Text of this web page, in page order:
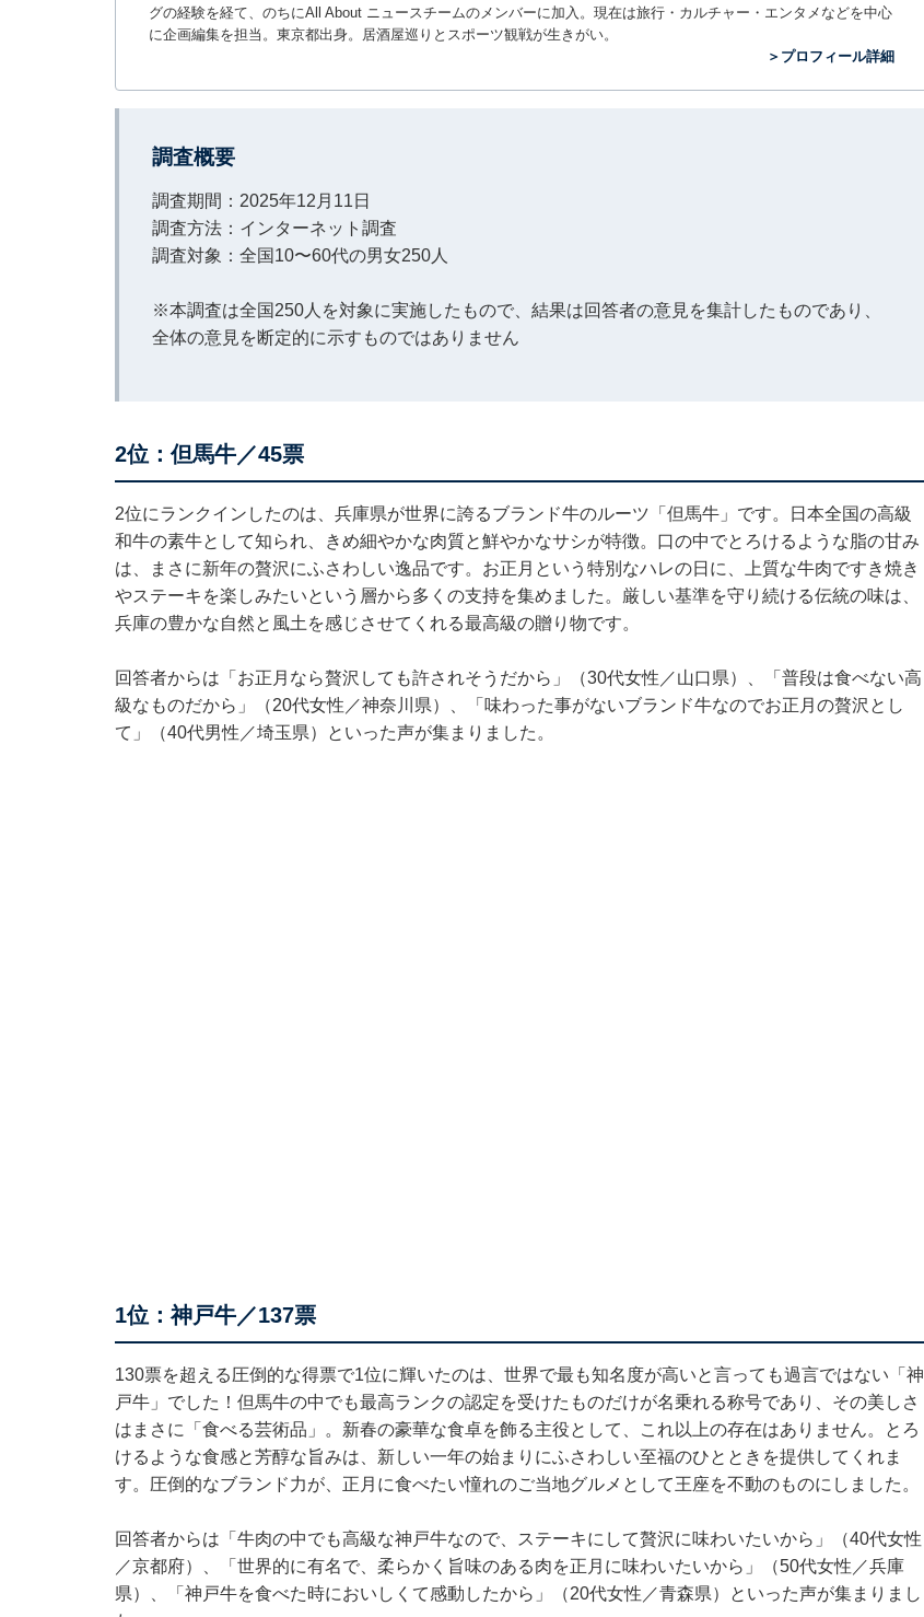
グの経験を経て、のちにAll About ニュースチームのメンバーに加入。現在は旅行・カルチャー・エンタメなどを中心
に企画編集を担当。東京都出身。居酒屋巡りとスポーツ観戦が生きがい。
＞プロフィール詳細
調査概要
調査期間：2025年12月11日
調査方法：インターネット調査
調査対象：全国10〜60代の男女250人
※本調査は全国250人を対象に実施したもので、結果は回答者の意見を集計したものであり、
全体の意見を断定的に示すものではありません
2位：但馬牛／45票
2位にランクインしたのは、兵庫県が世界に誇るブランド牛のルーツ「但馬牛」です。日本全国の高級
和牛の素牛として知られ、きめ細やかな肉質と鮮やかなサシが特徴。口の中でとろけるような脂の甘み
は、まさに新年の贅沢にふさわしい逸品です。お正月という特別なハレの日に、上質な牛肉ですき焼き
やステーキを楽しみたいという層から多くの支持を集めました。厳しい基準を守り続ける伝統の味は、
兵庫の豊かな自然と風土を感じさせてくれる最高級の贈り物です。
回答者からは「お正月なら贅沢しても許されそうだから」（30代女性／山口県）、「普段は食べない高
級なものだから」（20代女性／神奈川県）、「味わった事がないブランド牛なのでお正月の贅沢とし
て」（40代男性／埼玉県）といった声が集まりました。
1位：神戸牛／137票
130票を超える圧倒的な得票で1位に輝いたのは、世界で最も知名度が高いと言っても過言ではない「神
戸牛」でした！但馬牛の中でも最高ランクの認定を受けたものだけが名乗れる称号であり、その美しさ
はまさに「食べる芸術品」。新春の豪華な食卓を飾る主役として、これ以上の存在はありません。とろ
けるような食感と芳醇な旨みは、新しい一年の始まりにふさわしい至福のひとときを提供してくれま
す。圧倒的なブランド力が、正月に食べたい憧れのご当地グルメとして王座を不動のものにしました。
回答者からは「牛肉の中でも高級な神戸牛なので、ステーキにして贅沢に味わいたいから」（40代女性
／京都府）、「世界的に有名で、柔らかく旨味のある肉を正月に味わいたいから」（50代女性／兵庫
県）、「神戸牛を食べた時においしくて感動したから」（20代女性／青森県）といった声が集まりまし